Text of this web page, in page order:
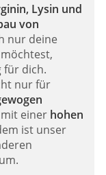
Lysin und
von
nur deine
für dich.
nur für
einer hohen
ist unser